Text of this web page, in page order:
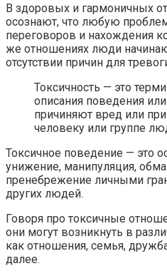
В здоровых и гармоничных
осознают, что любую
переговоров и нахождения
же отношениях люди
отсутствии причин для
Токсичность — это
описания поведения
причиняют вред или
человеку или группе
Токсичное поведение — это
унижение, манипуляция,
пренебрежение личными
других людей.
Говоря про токсичные
они могут возникнуть в
как отношения, семья,
далее.